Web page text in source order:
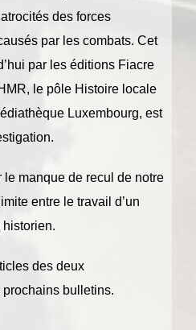
des forces
par les combats. Cet
par les éditions Fiacre
le pôle Histoire locale
Luxembourg, est
le manque de recul de notre
entre le travail d’un
historien.
des deux
bulletins.